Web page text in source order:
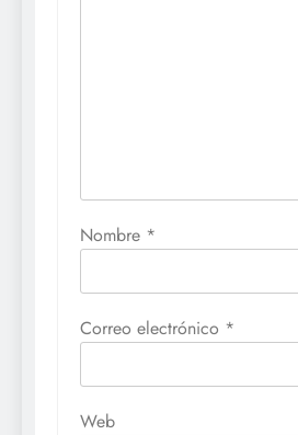
Nombre *
Correo electrónico *
Web